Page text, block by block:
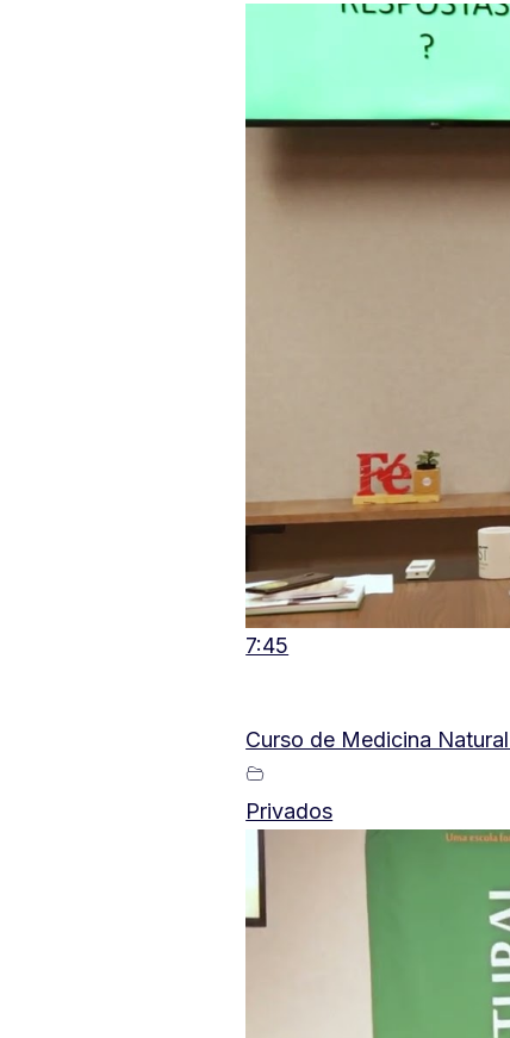
7:45
Curso de Medicina
Privados